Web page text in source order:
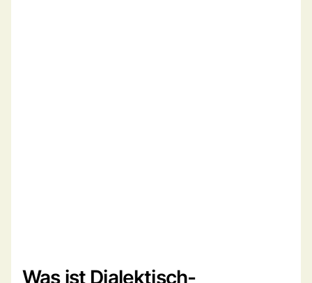
Was ist Dialektisch-